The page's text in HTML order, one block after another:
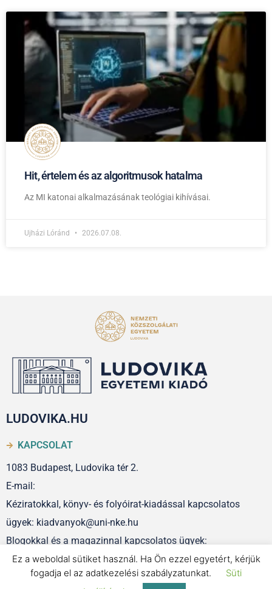
Hit, értelem és az algoritmusok hatalma
Az MI katonai alkalmazásának teológiai kihívásai.
Ujházi Lóránd 2026.07.08.
LUDOVIKA.HU
KAPCSOLAT
1083 Budapest, Ludovika tér 2.
E-mail:
Kéziratokkal, könyv- és folyóirat-kiadással kapcsolatos
ügyek: kiadvanyok@uni-nke.hu
Blogokkal és a magazinnal kapcsolatos ügyek:
szerkesztoseg@uni-nke.hu
Ez a weboldal sütiket használ. Ha Ön ezzel egyetért, kérjük
fogadja el az adatkezelési szabályzatunkat.
Süti